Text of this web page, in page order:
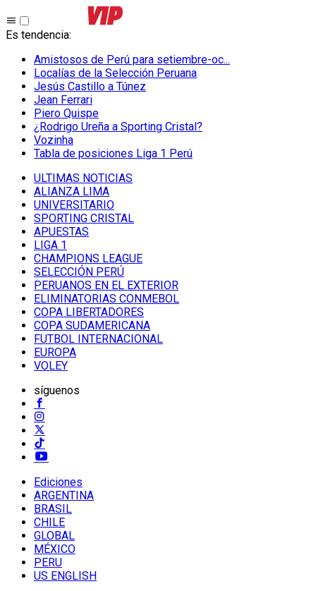
Es tendencia:
Amistosos de Perú para setiembre-oc...
Localías de la Selección Peruana
Jesús Castillo a Túnez
Jean Ferrari
Piero Quispe
¿Rodrigo Ureña a Sporting Cristal?
Vozinha
Tabla de posiciones Liga 1 Perú
ULTIMAS NOTICIAS
ALIANZA LIMA
UNIVERSITARIO
SPORTING CRISTAL
APUESTAS
LIGA 1
CHAMPIONS LEAGUE
SELECCIÓN PERÚ
PERUANOS EN EL EXTERIOR
ELIMINATORIAS CONMEBOL
COPA LIBERTADORES
COPA SUDAMERICANA
FUTBOL INTERNACIONAL
EUROPA
VOLEY
síguenos
Ediciones
ARGENTINA
BRASIL
CHILE
GLOBAL
MÉXICO
PERU
US ENGLISH